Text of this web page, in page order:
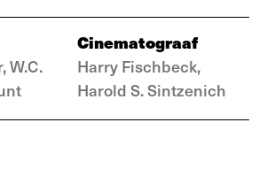
W.C.
Cinematograaf
Harry Fischbeck,
Harold S. Sintzenich